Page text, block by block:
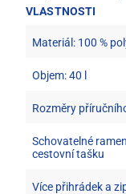
VLASTNOSTI
Materiál: 100 %
Objem: 40 l
Rozměry
Schovatelné
cestovní tašku
Více přihrádek a